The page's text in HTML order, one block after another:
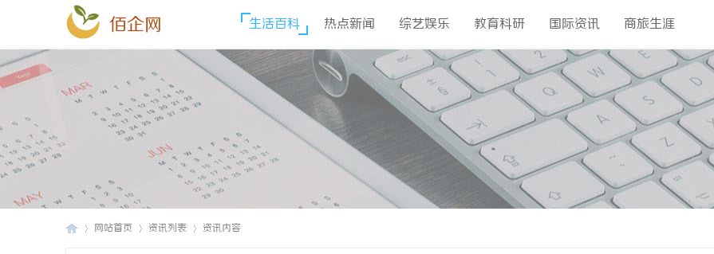
佰企网 生活百科 热点新闻 综艺娱乐 教育科研 国际资讯 商旅生涯
网站首页 资讯列表 资讯内容